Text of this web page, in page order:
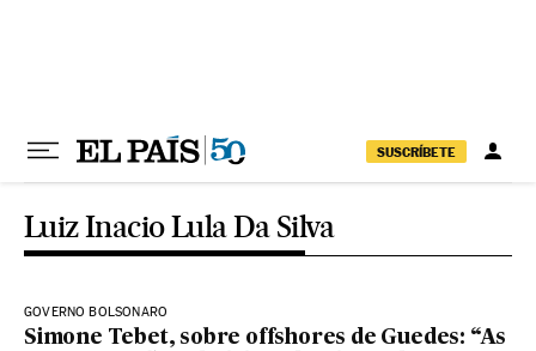
SUSCRÍBETE
Luiz Inacio Lula Da Silva
GOVERNO BOLSONARO
Simone Tebet, sobre offshores de Guedes: “As